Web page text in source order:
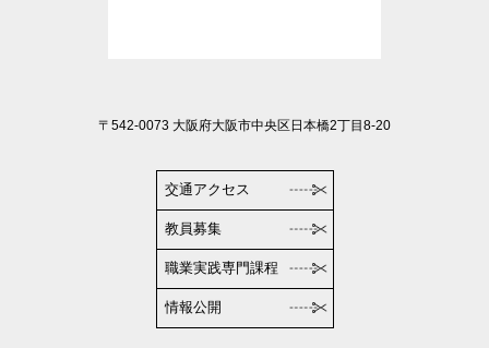
〒542-0073 大阪府大阪市中央区日本橋2丁目8-20
交通アクセス
教員募集
職業実践専門課程
情報公開